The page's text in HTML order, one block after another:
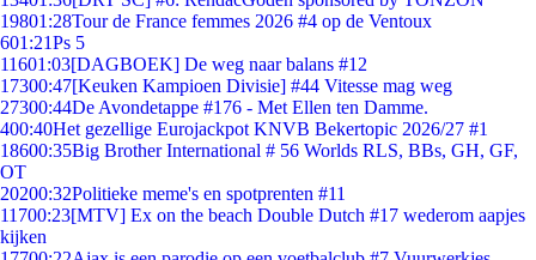
19801:28Tour de France femmes 2026 #4 op de Ventoux
601:21Ps 5
11601:03[DAGBOEK] De weg naar balans #12
17300:47[Keuken Kampioen Divisie] #44 Vitesse mag weg
27300:44De Avondetappe #176 - Met Ellen ten Damme.
400:40Het gezellige Eurojackpot KNVB Bekertopic 2026/27 #1
18600:35Big Brother International # 56 Worlds RLS, BBs, GH, GF,
OT
20200:32Politieke meme's en spotprenten #11
11700:23[MTV] Ex on the beach Double Dutch #17 wederom aapjes
kijken